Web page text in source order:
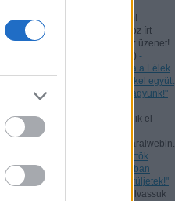
Andreas:
Kedves Látogatóim!
Tanulmányozzuk a rómaiakhoz írt
levelet, mert nekünk is szól az üzenet!
) -
Csütörtök [2024.07.11.] "Maga a Lélek
tesz bizonyságot a mi lelkünkkel együtt
arról, hogy Isten gyermekei vagyunk!"
mennybemenetelével kezdődik el
Pünkösd böjtje!
www.garainyh.hu/garainyh/garaiwebin.
- Csütörtök
[2024.05.09.] "Örüljetek az Úrban
mindenkor! Ismét mondom: örüljetek!"
Nagyheti ajánlat! Olvassuk